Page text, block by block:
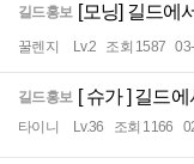
길드홍보 [모닝] 길드에
꿀렌지 Lv.2 조회 1587
길드홍보 [ 슈가 ] 길드
타이니 Lv.36 조회 1166